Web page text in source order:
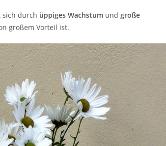
sich durch üppiges Wachstum und große
großem Vorteil ist.